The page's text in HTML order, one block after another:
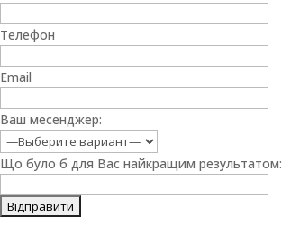
Телефон
Email
Ваш месенджер:
Що було б для Вас найкращим результатом: